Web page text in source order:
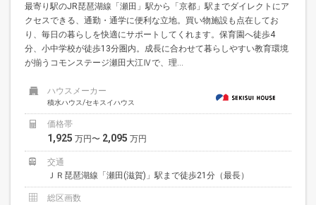
最寄り駅のJR琵琶湖線「瀬田」駅から「京都」駅までダイレクトにア
クセスできる、通勤・通学に便利な立地。買い物施設も点在してお
り、毎日の暮らしを快適にサポートしてくれます。保育園へ徒歩4
分、小中学校が徒歩13分圏内。成長に合わせて暮らしやすい教育環境
が揃うコモンステージ瀬田大江Ⅳで、理...
ハウスメーカー
積水ハウス/セキスイハウス
価格帯
1,925 万円〜 2,095 万円
交通
ＪＲ琵琶湖線「瀬田(滋賀)」駅まで徒歩21分（最長）
総区画数